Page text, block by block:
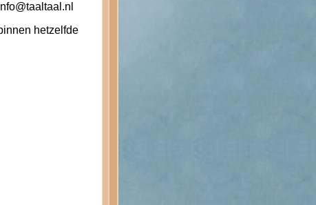
hetzelfde